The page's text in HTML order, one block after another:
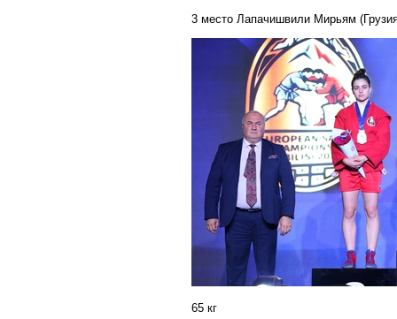
3 место Лапачишвили Мирьям
65 кг